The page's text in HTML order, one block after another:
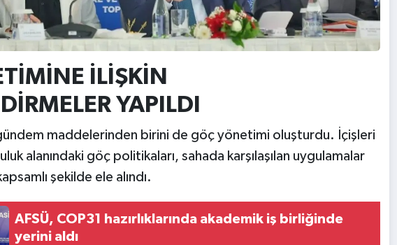
İLİŞKİN
YAPILDI
maddelerinden birini de göç yönetimi oluşturdu. İçişleri
alanındaki göç politikaları, sahada karşılaşılan uygulamalar
şekilde ele alındı.
AFSÜ, COP31 hazırlıklarında akademik iş birliğinde
yerini aldı